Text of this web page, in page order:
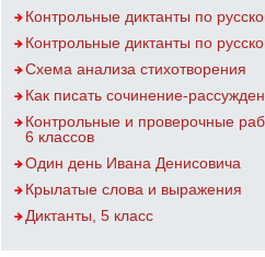
Контрольные диктанты по
Контрольные диктанты по
Схема анализа стихотворения
Как писать сочинение-
Контрольные и проверочные
6 классов
Один день Ивана Денисовича
Крылатые слова и выражения
Диктанты, 5 класс